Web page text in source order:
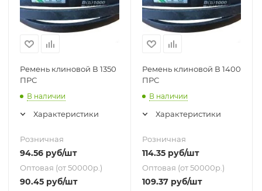
Ремень клиновой В 1350
ПРС
В наличии
Характеристики
Розничная
94.56 руб/шт
Оптовая (от 50000р.)
90.45 руб/шт
Ремень клиновой В 1400
ПРС
В наличии
Характеристики
Розничная
114.35руб/шт
Оптовая (от 50000р.)
109.37руб/шт